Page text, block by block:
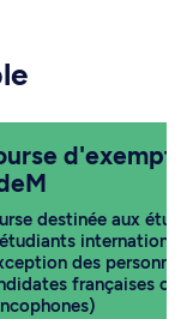
destinée aux
des
françaises